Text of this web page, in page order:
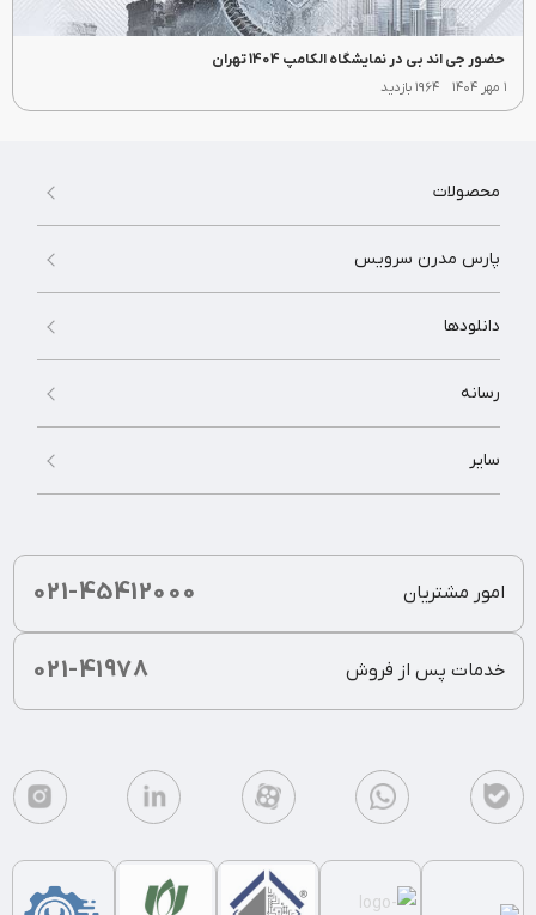
حضور جی اند بی در نمایشگاه الکامپ 1404 تهران
۱ مهر ۱۴۰۴ ۱۹۶۴ بازدید
محصولات
پارس مدرن سرویس
دانلودها
رسانه
سایر
021-45412000 امور مشتریان
021-41978 خدمات پس از فروش